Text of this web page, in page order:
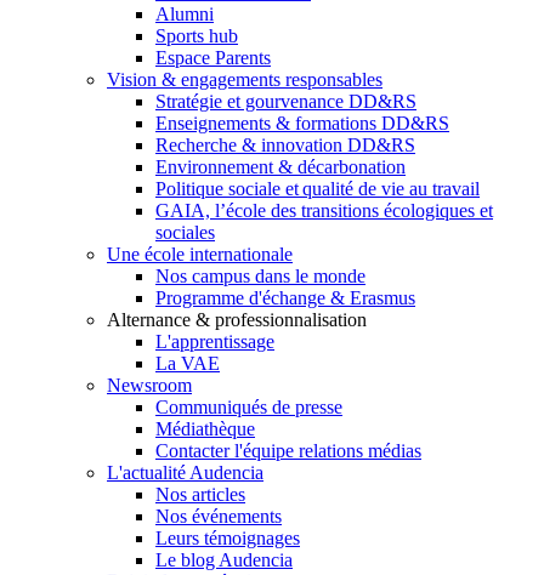
Alumni
Sports hub
Espace Parents
Vision & engagements responsables
Stratégie et gourvenance DD&RS
Enseignements & formations DD&RS
Recherche & innovation DD&RS
Environnement & décarbonation
Politique sociale et qualité de vie au travail
GAIA, l’école des transitions écologiques et
sociales
Une école internationale
Nos campus dans le monde
Programme d'échange & Erasmus
Alternance & professionnalisation
L'apprentissage
La VAE
Newsroom
Communiqués de presse
Médiathèque
Contacter l'équipe relations médias
L'actualité Audencia
Nos articles
Nos événements
Leurs témoignages
Le blog Audencia